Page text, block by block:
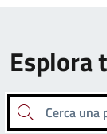
Esplora
Cerca una parola chiave